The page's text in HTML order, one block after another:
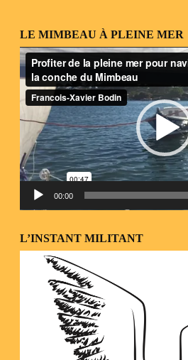
LE MIMBEAU À PLEINE MER
Lecteur
vidéo
00:00
L’INSTANT MILITANT